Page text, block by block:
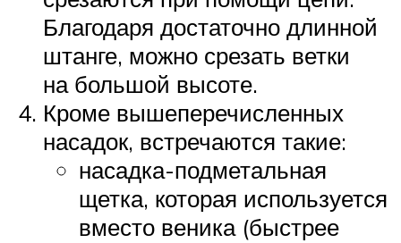
Благодаря достаточно длинной
штанге, можно срезать ветки
на большой высоте.
Кроме вышеперечисленных
насадок, встречаются такие:
насадка-подметальная
щетка, которая используется
вместо веника (быстрее